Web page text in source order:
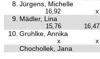
8. Jürgens, Michelle
16,92 x
9. Mädler, Lina
15,76 16,47
10. Gruhlke, Annika
x x
Chochollek, Jana